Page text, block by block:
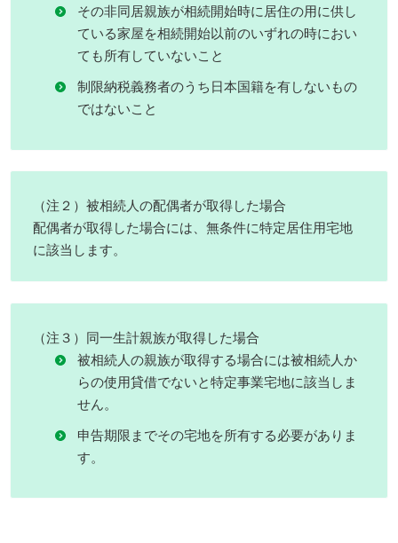
その非同居親族が相続開始時に居住の用に供し
ている家屋を相続開始以前のいずれの時におい
ても所有していないこと
制限納税義務者のうち日本国籍を有しないもの
ではないこと
（注２）被相続人の配偶者が取得した場合
配偶者が取得した場合には、無条件に特定居住用宅地
に該当します。
（注３）同一生計親族が取得した場合
被相続人の親族が取得する場合には被相続人か
らの使用貸借でないと特定事業宅地に該当しま
せん。
申告期限までその宅地を所有する必要がありま
す。